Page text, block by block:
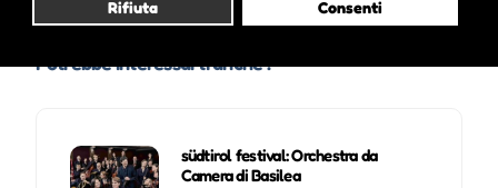
Rifiuta Consenti
Potrebbe interessarti anche :
südtirol festival: Orchestra da
Camera di Basilea